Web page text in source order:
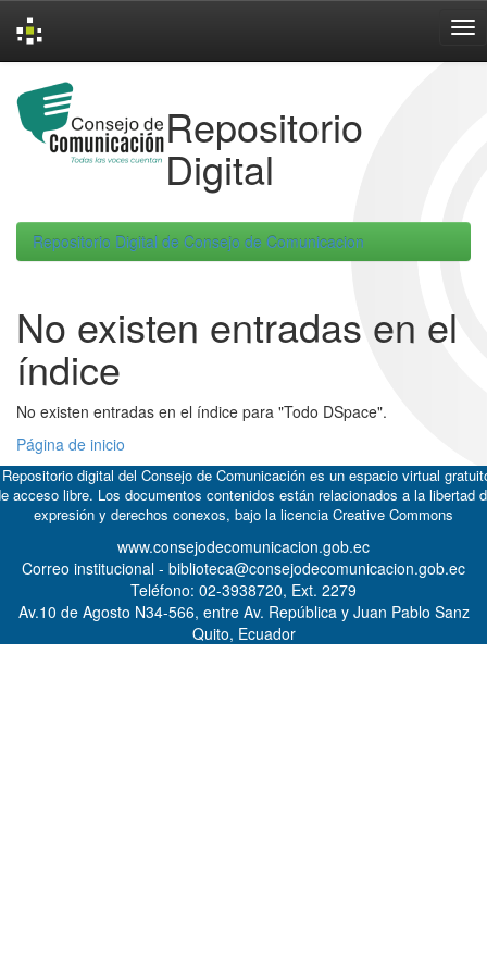
navigation
Repositorio
Digital
Repositorio Digital de Consejo de Comunicacion
No existen entradas en el
índice
No existen entradas en el índice para "Todo DSpace".
Página de inicio
digital del Consejo de Comunicación es un espacio virtual
acceso libre. Los documentos contenidos están relacionados a la libertad
expresión y derechos conexos, bajo la licencia Creative Commons
www.consejodecomunicacion.gob.ec
Correo institucional - biblioteca@consejodecomunicacion.gob.ec
Teléfono: 02-3938720, Ext. 2279
Av.10 de Agosto N34-566, entre Av. República y Juan Pablo Sanz
Quito, Ecuador